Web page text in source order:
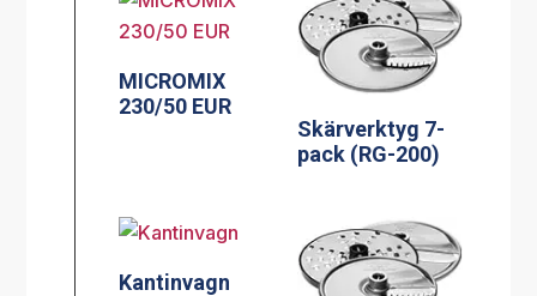
MICROMIX
230/50 EUR
Skärverktyg 7-
pack (RG-200)
Kantinvagn